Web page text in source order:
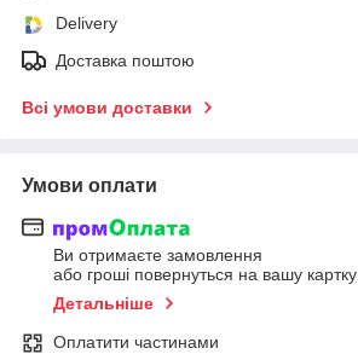
Delivery
Доставка поштою
Всі умови доставки
Умови оплати
Ви отримаєте замовлення
або гроші повернуться на вашу картку
Детальніше
Оплатити частинами